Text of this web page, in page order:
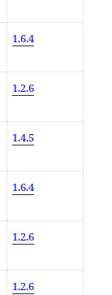
1.6.4
1.2.6
1.4.5
1.6.4
1.2.6
1.2.6